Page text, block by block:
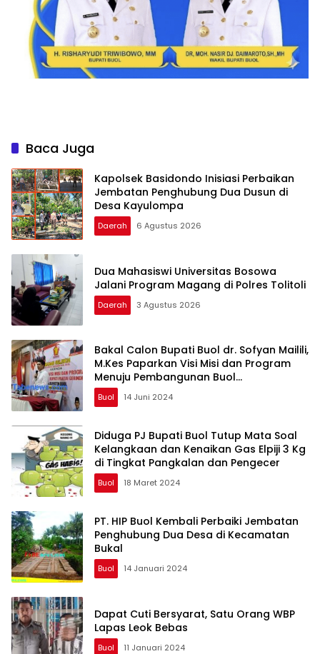
Baca Juga
Kapolsek Basidondo Inisiasi Perbaikan
Jembatan Penghubung Dua Dusun di
Desa Kayulompa
Daerah 6 Agustus 2026
Dua Mahasiswi Universitas Bosowa
Jalani Program Magang di Polres Tolitoli
Daerah 3 Agustus 2026
Bakal Calon Bupati Buol dr. Sofyan Mailili,
M.Kes Paparkan Visi Misi dan Program
Menuju Pembangunan Buol
Berkelanjutan
Buol 14 Juni 2024
Diduga PJ Bupati Buol Tutup Mata Soal
Kelangkaan dan Kenaikan Gas Elpiji 3 Kg
di Tingkat Pangkalan dan Pengecer
Buol 18 Maret 2024
PT. HIP Buol Kembali Perbaiki Jembatan
Penghubung Dua Desa di Kecamatan
Bukal
Buol 14 Januari 2024
Dapat Cuti Bersyarat, Satu Orang WBP
Lapas Leok Bebas
Buol 11 Januari 2024